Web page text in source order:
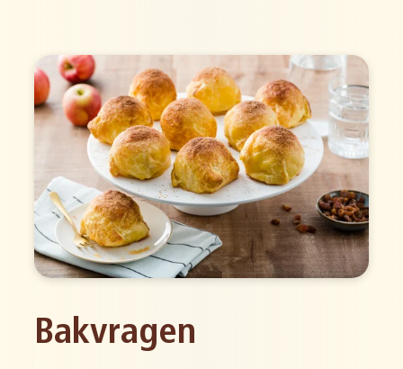
Bakvragen